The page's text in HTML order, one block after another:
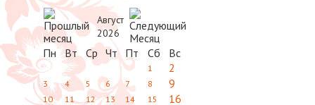
Август
2026
Пн Вт Ср Чт Пт Сб Вс
1 2
3 4 5 6 7 8 9
10 11 12 13 14 15 16